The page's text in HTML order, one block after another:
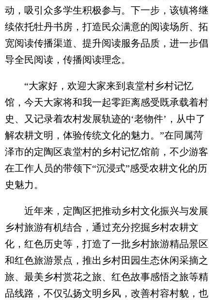
动，吸引众多学生积极参与。下一步，该镇将继
续依托牡丹书房，打造民众满意的阅读场所、拓
宽阅读传播渠道、提升阅读服务品质，进一步倡
导全民阅读，传播阅读理念。
“大家好，欢迎大家来到袁堂村乡村记忆
馆，今天大家将和我一起零距离感受既承载着村
史、又记录着农村发展轨迹的‘老物件’，从中了
解农耕文明，体验传统文化的魅力。”在同属菏
泽市的定陶区袁堂村的乡村记忆馆前，不少游客
在工作人员的带领下“沉浸式”感受农耕文化的历
史魅力。
近年来，定陶区把推动乡村文化振兴与发展
乡村旅游有机结合，通过充分挖掘乡村农耕文
化，红色历史等，打造了一批乡村旅游精品景区
和红色旅游景点，推出乡村田园生态休闲采摘之
旅、最美乡村赏花之旅、红色故事感悟之旅等精
品线路，不仅弘扬文明乡风，改善村容村貌，也